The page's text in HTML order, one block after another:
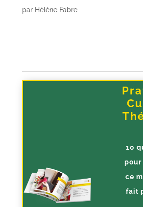
par Hélène Fabre
10
pour
ce
fait